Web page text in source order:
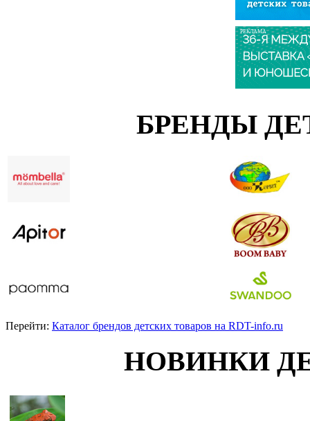
РЕКЛАМА
БРЕНДЫ
Перейти: Каталог брендов детских товаров на RDT-info.ru
НОВИНКИ